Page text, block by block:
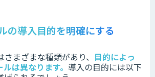
の導入目的を明確にする
まざまな種類があり、 目的によっ
は異なります。 導入の目的には以下